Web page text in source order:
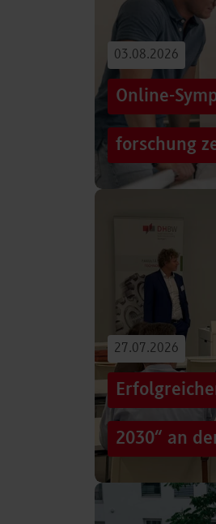
03.08.2026
Online-
forschung
Von der
Beitrag lesen
27.07.2026
2030“ an
Wie gelingt
und
Genau…